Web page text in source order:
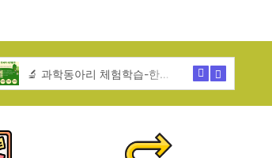
🔬 과학동아리 체험학습-한무리지역아동센터